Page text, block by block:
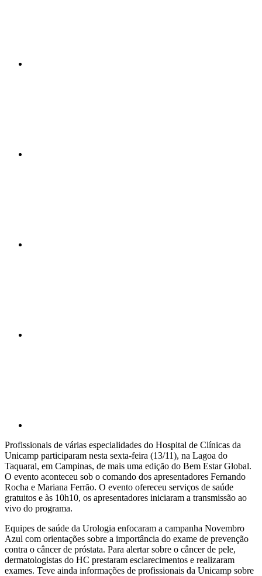
Profissionais de várias especialidades do Hospital de Clínicas da
Unicamp participaram nesta sexta-feira (13/11), na Lagoa do
Taquaral, em Campinas, de mais uma edição do Bem Estar Global.
O evento aconteceu sob o comando dos apresentadores Fernando
Rocha e Mariana Ferrão. O evento ofereceu serviços de saúde
gratuitos e às 10h10, os apresentadores iniciaram a transmissão ao
vivo do programa.
Equipes de saúde da Urologia enfocaram a campanha Novembro
Azul com orientações sobre a importância do exame de prevenção
contra o câncer de próstata. Para alertar sobre o câncer de pele,
dermatologistas do HC prestaram esclarecimentos e realizaram
exames. Teve ainda informações de profissionais da Unicamp sobre